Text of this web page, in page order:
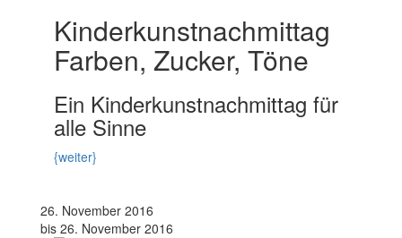
Kinderkunstnachmittag
Farben, Zucker, Töne
Ein Kinderkunstnachmittag für
alle Sinne
{weiter}
26. November 2016
bis 26. November 2016